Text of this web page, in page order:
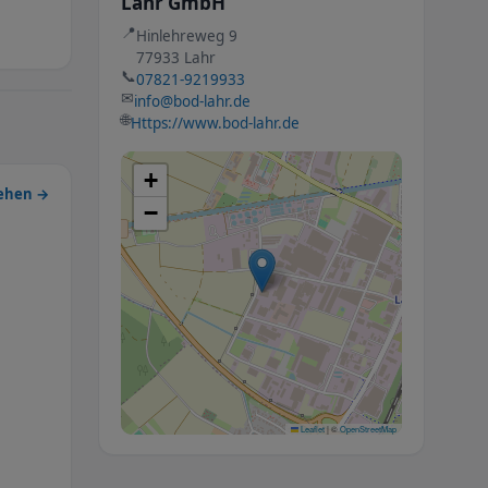
→
📍Hinlehreweg 9
77933 Lahr
📞07821-9219933
✉info@bod-lahr.de
🌐Https://www.bod-lahr.de
+
−
Leaflet|©OpenStreetMap